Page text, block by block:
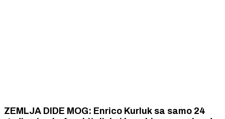
ZEMLJA DIDE MOG: Enrico Kurluk sa samo 24